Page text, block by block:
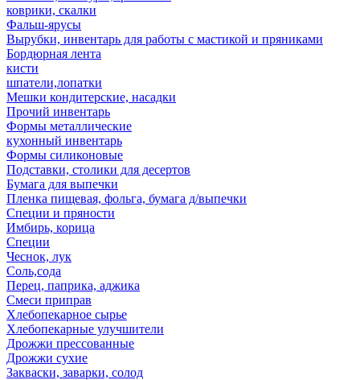
коврики, скалки
Фальш-ярусы
Вырубки, инвентарь для работы с мастикой и пряниками
Бордюрная лента
кисти
шпатели,лопатки
Мешки кондитерские, насадки
Прочий инвентарь
Формы металлические
кухонный инвентарь
Формы силиконовые
Подставки, столики для десертов
Бумага для выпечки
Пленка пищевая, фольга, бумага д/выпечки
Специи и пряности
Имбирь, корица
Специи
Чеснок, лук
Соль,сода
Перец, паприка, аджика
Смеси приправ
Хлебопекарное сырье
Хлебопекарные улучшители
Дрожжи прессованные
Дрожжи сухие
Закваски, заварки, солод